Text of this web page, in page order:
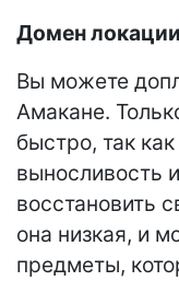
Домен
Вы можете
Амакане.
быстро, так
выносливость
восстановить
она низкая, и
предметы,